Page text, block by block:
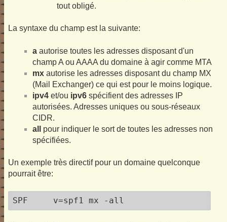
tout obligé.
La syntaxe du champ est la suivante:
a autorise toutes les adresses disposant d'un
champ A ou AAAA du domaine à agir comme MTA
mx autorise les adresses disposant du champ MX
(Mail Exchanger) ce qui est pour le moins logique.
ipv4 et/ou ipv6 spécifient des adresses IP
autorisées. Adresses uniques ou sous-réseaux
CIDR.
all
pour indiquer le sort de toutes les adresses non
spécifiées.
Un exemple très directif pour un domaine quelconque
pourrait être:
SPF 	v=spf1 mx -all